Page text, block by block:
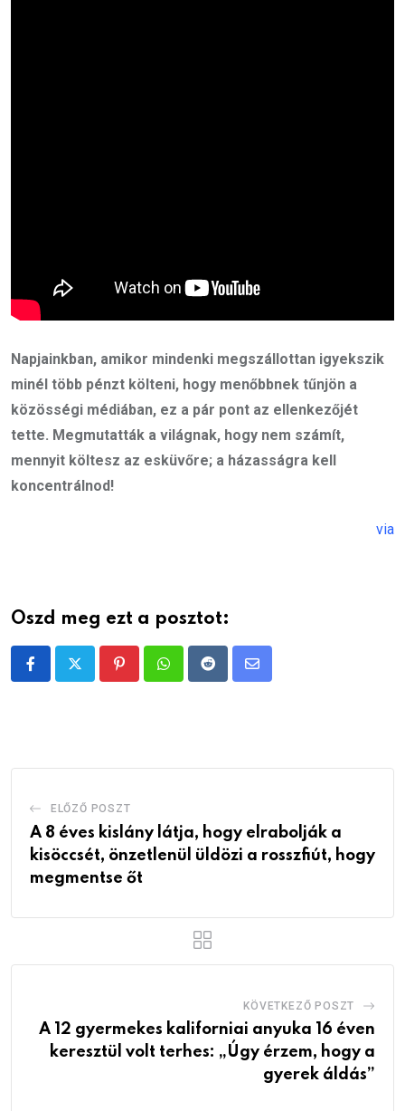
Napjainkban, amikor mindenki megszállottan igyekszik
minél több pénzt költeni, hogy menőbbnek tűnjön a
közösségi médiában, ez a pár pont az ellenkezőjét
tette. Megmutatták a világnak, hogy nem számít,
mennyit költesz az esküvőre; a házasságra kell
koncentrálnod!
via
Oszd meg ezt a posztot:
PinterestWhatsappRedditShare
ELŐZŐ POSZT
A 8 éves kislány látja, hogy elrabolják a
kisöccsét, önzetlenül üldözi a rosszfiút, hogy
megmentse őt
KÖVETKEZŐ POSZT
A 12 gyermekes kaliforniai anyuka 16 éven
keresztül volt terhes: „Úgy érzem, hogy a
gyerek áldás”